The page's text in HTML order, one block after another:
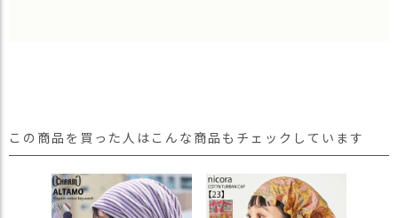
この商品を買った人はこんな商品もチェックしています